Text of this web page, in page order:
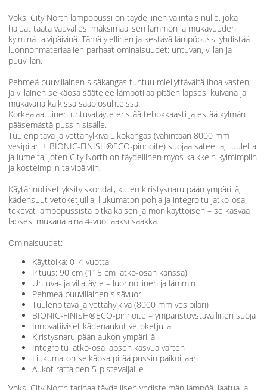
Voksi City North lämpöpussi on täydellinen valinta sinulle, joka
haluat taata vauvallesi maksimaalisen lämmön ja mukavuuden
kylminä talvipäivinä. Tämä ylellinen ja kestävä lämpöpussi yhdistää
luonnonmateriaalien parhaat ominaisuudet: untuvan, villan ja
puuvillan.
Pehmeä puuvillainen sisäkangas tuntuu miellyttävältä ihoa vasten,
ja villainen selkäosa säätelee lämpötilaa pitäen lapsesi kuivana ja
mukavana kaikissa sääolosuhteissa.
Korkealaatuinen untuvatäyte eristää tehokkaasti ja estää kylmän
pääsemästä pussin sisälle.
Tuulenpitävä ja vettähylkivä ulkokangas (vähintään 8000 mm
vesipilari + BIONIC-FINISH®ECO-pinnoite) suojaa sateelta, tuulelta
ja lumelta, joten City North on täydellinen myös kaikkein kylmimpiin
ja kosteimpiin talvipäiviin.
Käytännölliset yksityiskohdat, kuten kiristysnaru pään ympärillä,
kädensuut vetoketjuilla, liukumaton pohja ja integroitu jatko-osa,
tekevät lämpöpussista pitkäikäisen ja monikäyttöisen – se kasvaa
lapsesi mukana aina 4-vuotiaaksi saakka.
Ominaisuudet:
Käyttöikä: 0–4 vuotta
Pituus: 90 cm (115 cm jatko-osan kanssa)
Untuva- ja villatäyte – luonnollinen ja lämmin
Pehmeä puuvillainen sisävuori
Tuulenpitävä ja vettähylkivä (8000 mm vesipilari)
BIONIC-FINISH®ECO-pinnoite – ympäristöystävällinen suoja
Innovatiiviset kädenaukot vetoketjulla
Kiristysnaru pään aukon ympärillä
Integroitu jatko-osa lapsen kasvua varten
Liukumaton selkäosa pitää pussin paikoillaan
Aukot rattaiden 5-pistevaljaille